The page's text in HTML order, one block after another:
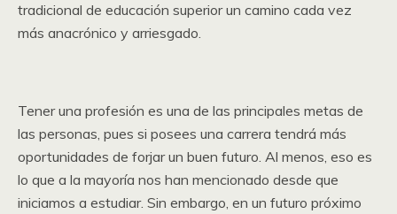
tradicional de educación superior un camino cada vez
más anacrónico y arriesgado.
Tener una profesión es una de las principales metas de
las personas, pues si posees una carrera tendrá más
oportunidades de forjar un buen futuro. Al menos, eso es
lo que a la mayoría nos han mencionado desde que
iniciamos a estudiar. Sin embargo, en un futuro próximo